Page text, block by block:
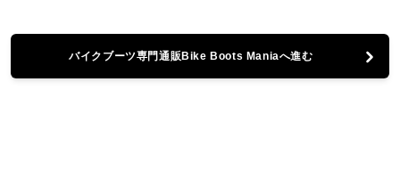
バイクブーツ専門通販Bike Boots Maniaへ進む